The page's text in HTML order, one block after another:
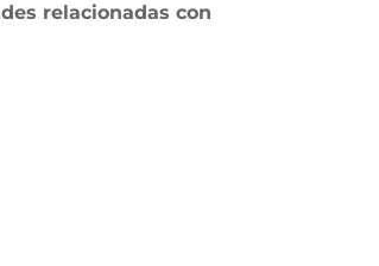
relacionadas con